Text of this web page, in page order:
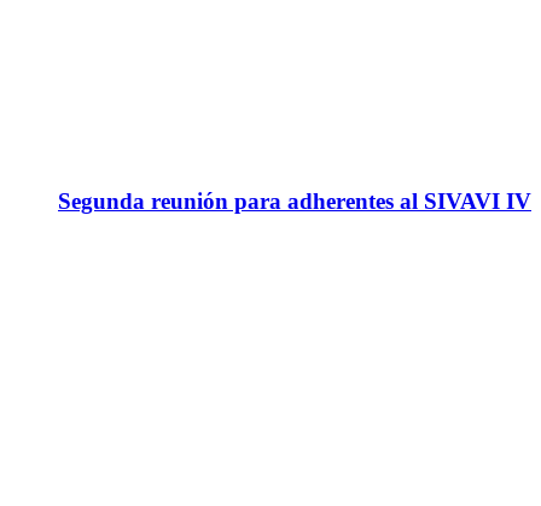
Segunda reunión para adherentes al SIVAVI IV